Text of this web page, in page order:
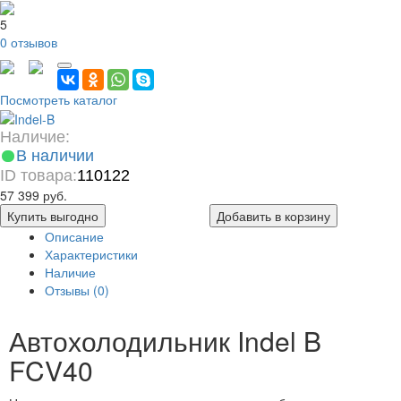
5
0 отзывов
Посмотреть каталог
Наличие:
В наличии
ID товара:110122
57 399 руб.
Купить выгодно
Добавить в корзину
Описание
Характеристики
Наличие
Отзывы (0)
Автохолодильник Indel B
FCV40